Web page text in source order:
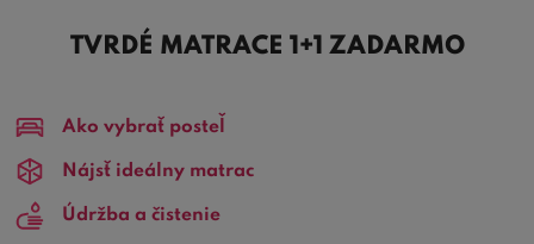
TVRDÉ MATRACE 1+1 ZADARMO
Ako vybrať posteľ
Nájsť ideálny matrac
Údržba a čistenie